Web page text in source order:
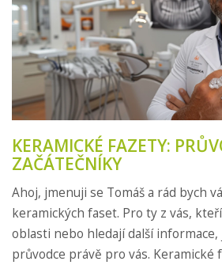
KERAMICKÉ FAZETY:
ZAČÁTEČNÍKY
Ahoj, jmenuji se Tomáš a rád bych
keramických faset. Pro ty z vás,
oblasti nebo hledají další
průvodce právě pro vás. Keramické